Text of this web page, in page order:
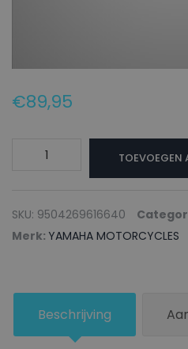
€89,95
YAMAHA
reparatieset
1008M
R1/R6
400ml
TOEVOEGEN
SKU: 9504269616640
Merk: YAMAHA MOTORCYCLES
Beschrijving